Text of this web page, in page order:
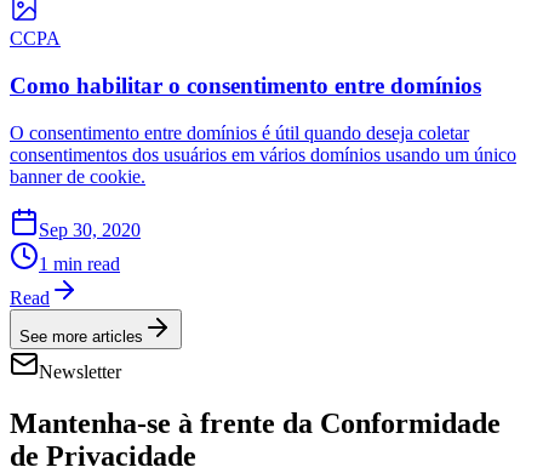
CCPA
Como habilitar o consentimento entre domínios
O consentimento entre domínios é útil quando deseja coletar
consentimentos dos usuários em vários domínios usando um único
banner de cookie.
Sep 30, 2020
1 min read
Read
See more articles
Newsletter
Mantenha-se à frente da Conformidade
de Privacidade